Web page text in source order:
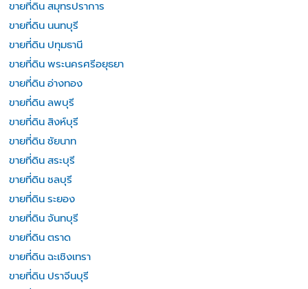
ขายที่ดิน สมุทรปราการ
ขายที่ดิน นนทบุรี
ขายที่ดิน ปทุมธานี
ขายที่ดิน พระนครศรีอยุธยา
ขายที่ดิน อ่างทอง
ขายที่ดิน ลพบุรี
ขายที่ดิน สิงห์บุรี
ขายที่ดิน ชัยนาท
ขายที่ดิน สระบุรี
ขายที่ดิน ชลบุรี
ขายที่ดิน ระยอง
ขายที่ดิน จันทบุรี
ขายที่ดิน ตราด
ขายที่ดิน ฉะเชิงเทรา
ขายที่ดิน ปราจีนบุรี